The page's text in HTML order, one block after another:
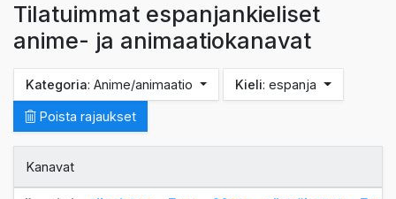
Tilatuimmat espanjankieliset
anime- ja animaatiokanavat
Kategoria: Anime/animaatio Kieli: espanja
Poista rajaukset
Kanavat